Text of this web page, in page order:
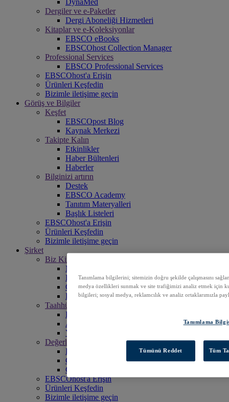
DynaMed
Dergiler ve e-Paketler
Dergi Aboneliği Hizmetleri
Kitaplar ve e-Koleksiyonlar
EBSCO eBooks
EBSCOhost Collection Manager
Professional Services
EBSCO Professional Services
EBSCOhost'a Erişin
Ürünleri Keşfedin
Bizimle iletişime geçin
Görüş ve Bilgiler
Keşfet
EBSCOpost Blog
Kaynak Merkezi
Takipte Kalın
Etkinlikler
Haber Bültenleri
Haberler
Bilginizi artırın
Destek
EBSCO Academy
Tanıtım Materyalleri
Başlık Listeleri
EBSCOhost'a Erişin
Ürünleri Keşfedin
Bizimle iletişime geçin
Şirket
Biz Kimiz?
Misyonumuz
Liderlik
Ofisler
Kariyer
Taahhütler
Erişilebilirlik
Açık Erişim
Yapay Zeka (AI)
Değerler
Kurumsal Sorumluluk
Çalışanlarımız ve Topluluğumuz
Güvenilirlik ve Güvenlik
EBSCOhost'a Erişin
Ürünleri Keşfedin
Bizimle iletişime geçin
Tanımlama bilgilerini; sitemizin doğru şekilde çalışmasını
medya özellikleri sunmak ve site trafiğimizi analiz etmek için
bilgileri; sosyal medya, reklamcılık ve analiz ortaklarımızla
Tanımlama
Tümünü Reddet Tüm